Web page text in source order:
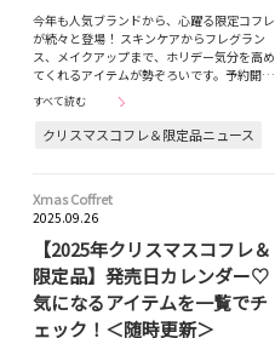
今年も人気ブランドから、心躍る限定コフレ
が続々と登場！ スキンケアからフレグラン
ス、メイクアップまで、ホリデー気分を高め
てくれるアイテムが勢ぞろいです。予約開…
すべて読む
クリスマスコフレ＆限定品ニュース
Xmas Coffret
2025.09.26
【2025年クリスマスコフレ＆
限定品】発売日カレンダー♡
気になるアイテムを一覧でチ
ェック！＜随時更新＞